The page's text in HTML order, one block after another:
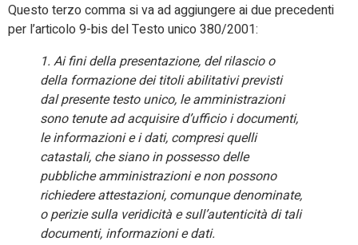
Questo terzo comma si va ad aggiungere ai due precedenti
per l’articolo 9-bis del Testo unico 380/2001:
1. Ai fini della presentazione, del rilascio o
della formazione dei titoli abilitativi previsti
dal presente testo unico, le amministrazioni
sono tenute ad acquisire d’ufficio i documenti,
le informazioni e i dati, compresi quelli
catastali, che siano in possesso delle
pubbliche amministrazioni e non possono
richiedere attestazioni, comunque denominate,
o perizie sulla veridicità e sull’autenticità di tali
documenti, informazioni e dati.